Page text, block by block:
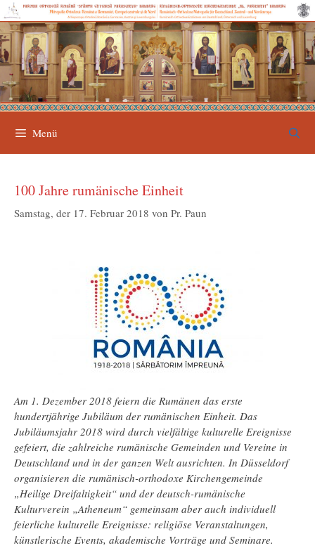
Zum
Inhalt
springen
Menü
100 Jahre rumänische Einheit
Samstag, der 17. Februar 2018 von Pr. Paun
Am 1. Dezember 2018 feiern die Rumänen das erste
hundertjährige Jubiläum der rumänischen Einheit. Das
Jubiläumsjahr 2018 wird durch vielfältige kulturelle Ereignisse
gefeiert, die zahlreiche rumänische Gemeinden und Vereine in
Deutschland und in der ganzen Welt ausrichten. In Düsseldorf
organisieren die rumänisch-orthodoxe Kirchengemeinde
„Heilige Dreifaltigkeit“ und der deutsch-rumänische
Kulturverein „Atheneum“ gemeinsam aber auch individuell
feierliche kulturelle Ereignisse: religiöse Veranstaltungen,
künstlerische Events, akademische Vorträge und Seminare.